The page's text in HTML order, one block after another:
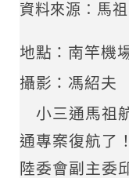
資料來源：馬
地點：南竿機
攝影：馮紹夫
小三通馬祖
通專案復航了
陸委會副主委